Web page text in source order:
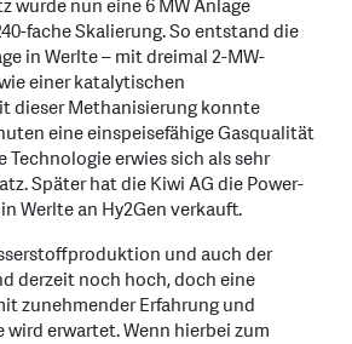
wurde nun eine 6 MW Anlage
fache Skalierung. So entstand die
in Werlte – mit dreimal 2-MW-
einer katalytischen
dieser Methanisierung konnte
eine einspeisefähige Gasqualität
Technologie erwies sich als sehr
Später hat die Kiwi AG die Power-
Werlte an Hy2Gen verkauft.
und auch der
derzeit noch hoch, doch eine
zunehmender Erfahrung und
erwartet. Wenn hierbei zum